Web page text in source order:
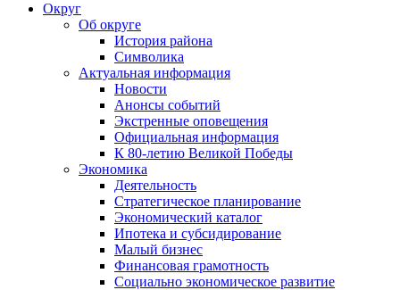
Округ
Об округе
История района
Символика
Актуальная информация
Новости
Анонсы событий
Экстренные оповещения
Официальная информация
К 80-летию Великой Победы
Экономика
Деятельность
Стратегическое планирование
Экономический каталог
Ипотека и субсидирование
Малый бизнес
Финансовая грамотность
Социально экономическое развитие